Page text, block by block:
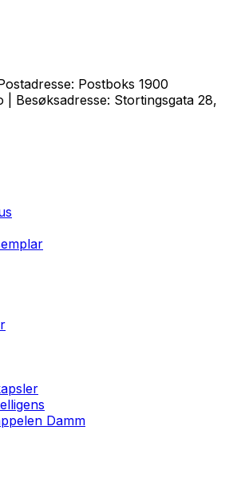
Postadresse: Postboks 1900
| Besøksadresse: Stortingsgata 28,
Damm